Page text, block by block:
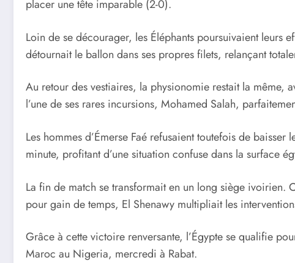
placer une tête imparable (2-0).
Loin de se décourager, les Éléphants poursuivaient leurs
détournait le ballon dans ses propres filets, relançant
Au retour des vestiaires, la physionomie restait la même,
l’une de ses rares incursions, Mohamed Salah,
Les hommes d’Émerse Faé refusaient toutefois de
minute, profitant d’une situation confuse dans la surface
La fin de match se transformait en un long siège ivoirien.
pour gain de temps, El Shenawy multipliait les
Grâce à cette victoire renversante, l’Égypte se qualifie
Maroc au Nigeria, mercredi à Rabat.